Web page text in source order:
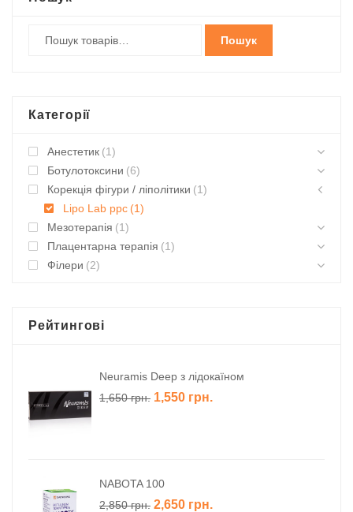
Пошук
Категорії
Анестетик (1)
Ботулотоксини (6)
Корекція фігури / ліполітики (1)
Lipo Lab ppc (1)
Мезотерапія (1)
Плацентарна терапія (1)
Філери (2)
Рейтингові
Neuramis Deep з лідокаїном
1,650грн. 1,550 грн.
NABOTA 100
2,850грн. 2,650 грн.